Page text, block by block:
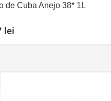
de Cuba Anejo 38* 1L
lei